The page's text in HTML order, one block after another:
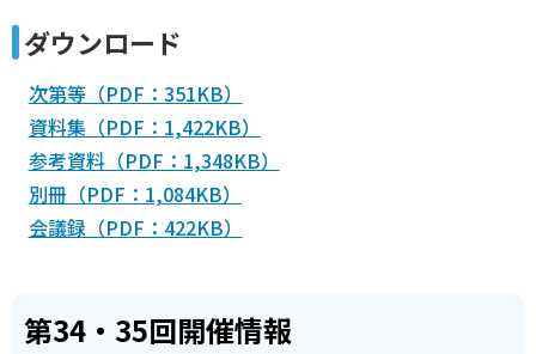
ダウンロード
次第等（PDF：351KB）
資料集（PDF：1,422KB）
参考資料（PDF：1,348KB）
別冊（PDF：1,084KB）
会議録（PDF：422KB）
第34・35回開催情報